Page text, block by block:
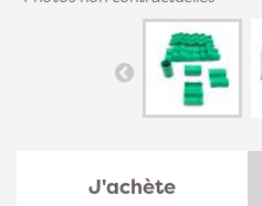
J'achète